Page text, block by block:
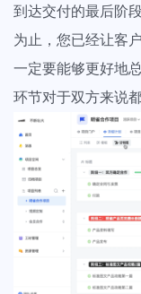
到达交付的最后阶
为止，您已经让客
一定要能够更好地
环节对于双方来说